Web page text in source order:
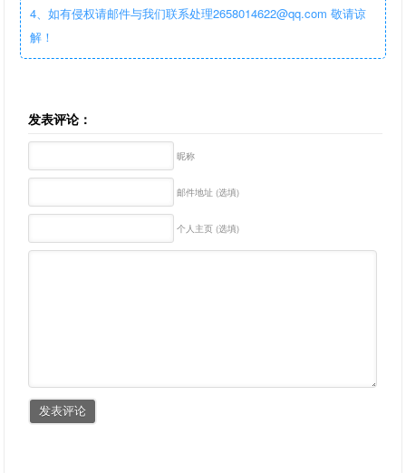
4、如有侵权请邮件与我们联系处理2658014622@qq.com 敬请谅
解！
发表评论：
昵称
邮件地址 (选填)
个人主页 (选填)